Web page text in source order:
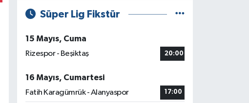
Süper Lig Fikstür
15 Mayıs, Cuma
Rizespor - Beşiktaş
20:00
16 Mayıs, Cumartesi
Fatih Karagümrük - Alanyaspor
17:00